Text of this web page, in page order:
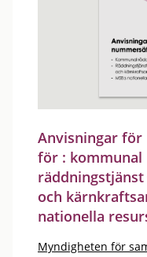
Anvisningar för
för : kommunal
och
nationella
Myndigheten för